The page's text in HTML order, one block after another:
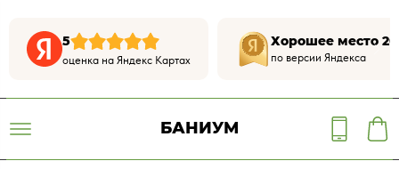
5
оценка на Яндекс Картах
Хорошее место
по версии Яндекса
БАНИУМ